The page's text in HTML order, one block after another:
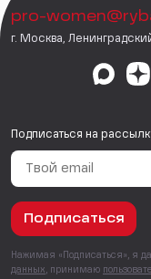
pro-
г. Москва,
Подписаться на
Подписаться
Нажимая «Подписаться», я
данных , принимаю